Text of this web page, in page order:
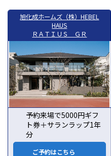
旭化成ホームズ（株）HEBEL
HAUS
ＲＡＴＩＵＳ ＧＲ
予約来場で5000円ギフ
ト券＋サランラップ1年
分
ご予約はこちら